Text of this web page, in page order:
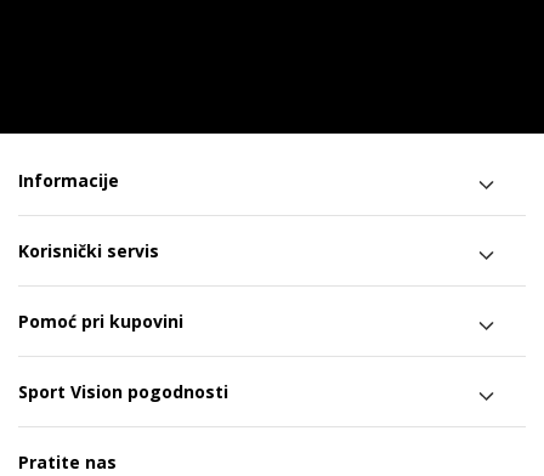
Informacije
Korisnički servis
Pomoć pri kupovini
Sport Vision pogodnosti
Pratite nas